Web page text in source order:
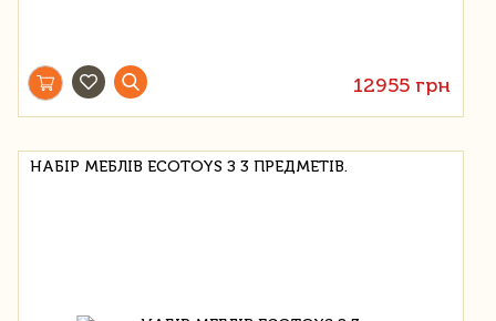
12955 грн
НАБІР МЕБЛІВ ECOTOYS З 3 ПРЕДМЕТІВ.